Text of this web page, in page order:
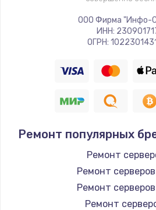
Замена
2500 руб.
1400 руб.
Замена / ремонт
600 руб.
Заказать
ООО Фирма "Инфо-
ИНН:
ОГРН:
Ремонт популярных
Ремонт
Ремонт
Ремонт
Ремонт